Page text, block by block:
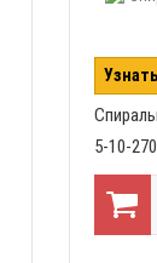
5-10-270